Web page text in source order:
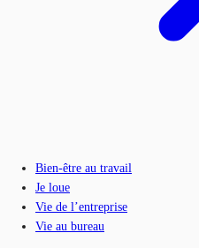
Bien-être au travail
Je loue
Vie de l’entreprise
Vie au bureau